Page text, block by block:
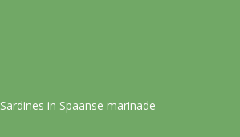
Sardines in Spaanse marinade